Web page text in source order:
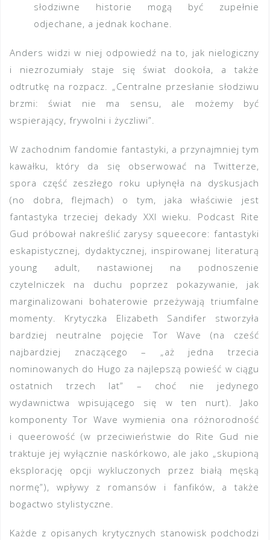
słodziwne historie mogą być zupełnie
odjechane, a jednak kochane.
Anders widzi w niej odpowiedź na to, jak nielogiczny
i niezrozumiały staje się świat dookoła, a także
odtrutkę na rozpacz. „Centralne przesłanie słodziwu
brzmi: świat nie ma sensu, ale możemy być
wspierający, frywolni i życzliwi”.
W zachodnim fandomie fantastyki, a przynajmniej tym
kawałku, który da się obserwować na Twitterze,
spora część zeszłego roku upłynęła na dyskusjach
(no dobra, flejmach) o tym, jaka właściwie jest
fantastyka trzeciej dekady XXI wieku. Podcast Rite
Gud próbował nakreślić zarysy squeecore: fantastyki
eskapistycznej, dydaktycznej, inspirowanej literaturą
young adult, nastawionej na podnoszenie
czytelniczek na duchu poprzez pokazywanie, jak
marginalizowani bohaterowie przeżywają triumfalne
momenty. Krytyczka Elizabeth Sandifer stworzyła
bardziej neutralne pojęcie Tor Wave (na cześć
najbardziej znaczącego – „aż jedna trzecia
nominowanych do Hugo za najlepszą powieść w ciągu
ostatnich trzech lat” – choć nie jedynego
wydawnictwa wpisującego się w ten nurt). Jako
komponenty Tor Wave wymienia ona różnorodność
i queerowość (w przeciwieństwie do Rite Gud nie
traktuje jej wyłącznie naskórkowo, ale jako „skupioną
eksplorację opcji wykluczonych przez białą męską
normę”), wpływy z romansów i fanfików, a także
bogactwo stylistyczne.
Każde z opisanych krytycznych stanowisk podchodzi